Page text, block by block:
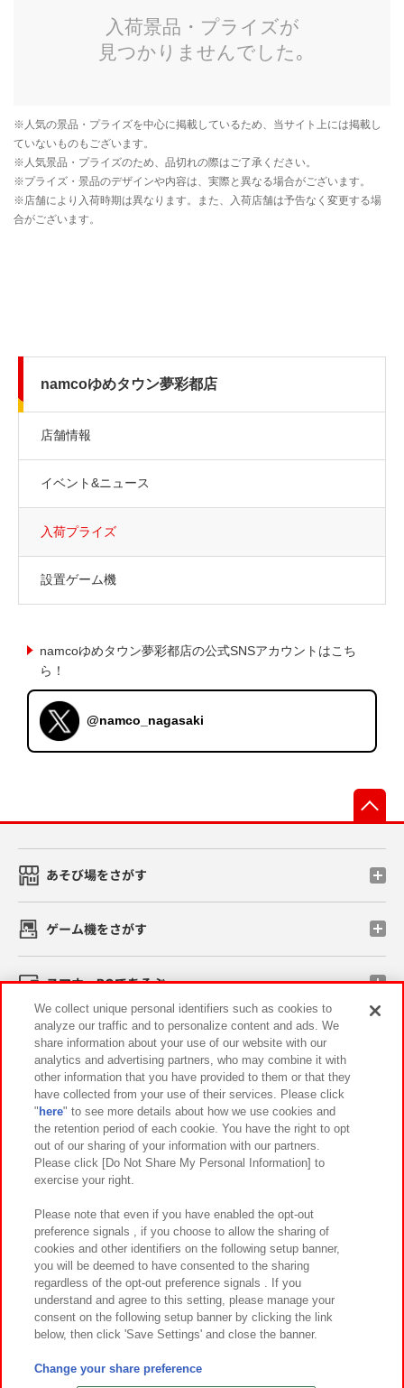
namcoゆめタウン夢彩都店
店舗情報
イベント&ニュース
入荷プライズ
設置ゲーム機
namcoゆめタウン夢彩都店の公式SNSアカウントはこち
ら！
@namco_nagasaki
あそび場をさがす
ゲーム機をさがす
スマホ・PCであそぶ
イベント・キャンペーン
関連会社 サステナビリティ サイトポリシー
プライバシーポリシー ウェブアクセシビリティ方針と検証結果
お取引先さまとともに
カスタマーハラスメント対応方針 よくあるご質問・お問い合わせ
©Bandai Namco Amusement Inc.
©Bandai Namco Amusement Lab Inc.
We collect unique personal identifiers such as cookies to
analyze our traffic and to personalize content and ads. We
share information about your use of our website with our
analytics and advertising partners, who may combine it with
other information that you have provided to them or that they
have collected from your use of their services. Please click
" here" to see more details about how we use cookies and
the retention period of each cookie. You have the right to opt
out of our sharing of your information with our partners.
Please click [Do Not Share My Personal Information] to
exercise your right.
Please note that even if you have enabled the opt-out
preference signals , if you choose to allow the sharing of
cookies and other identifiers on the following setup banner,
you will be deemed to have consented to the sharing
regardless of the opt-out preference signals . If you
understand and agree to this setting, please manage your
consent on the following setup banner by clicking the link
below, then click 'Save Settings' and close the banner.
Change your share preference